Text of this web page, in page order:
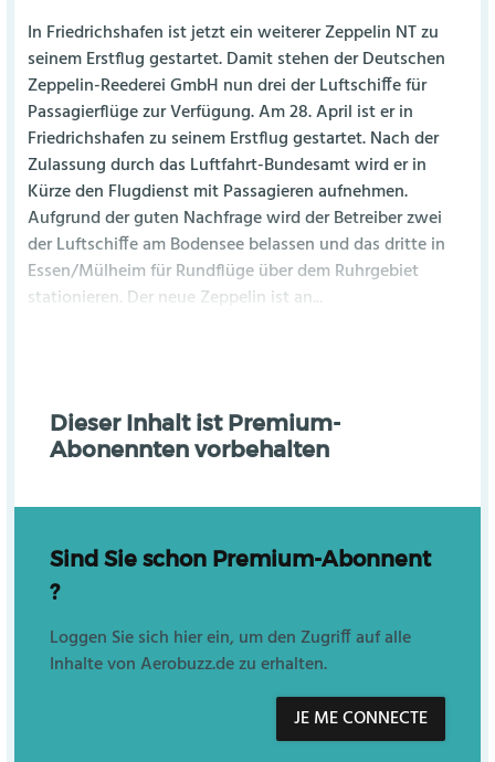
In Friedrichshafen ist jetzt ein weiterer Zeppelin NT zu
seinem Erstflug gestartet. Damit stehen der Deutschen
Zeppelin-Reederei GmbH nun drei der Luftschiffe für
Passagierflüge zur Verfügung. Am 28. April ist er in
Friedrichshafen zu seinem Erstflug gestartet. Nach der
Zulassung durch das Luftfahrt-Bundesamt wird er in
Kürze den Flugdienst mit Passagieren aufnehmen.
Aufgrund der guten Nachfrage wird der Betreiber zwei
der Luftschiffe am Bodensee belassen und das dritte in
Essen/Mülheim für Rundflüge über dem Ruhrgebiet
stationieren. Der neue Zeppelin ist an...
Dieser Inhalt ist Premium-
Abonennten vorbehalten
Sind Sie schon Premium-Abonnent
?
Loggen Sie sich hier ein, um den Zugriff auf alle
Inhalte von Aerobuzz.de zu erhalten.
JE ME CONNECTE